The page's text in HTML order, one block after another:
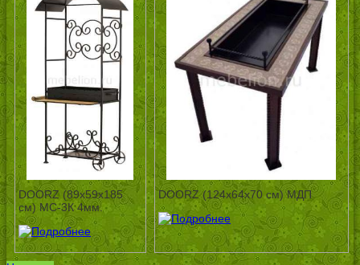
DOORZ (89x59x185
см) МС-3К 4мм.
DOORZ (124x64x70 см) МДП